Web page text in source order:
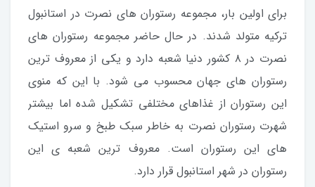
برای اولین بار، مجموعه رستوران های نصرت در استانبول
ترکیه متولد شدند. در حال حاضر مجموعه رستوران های
نصرت در ۸ کشور دنیا شعبه دارد و یکی از معروف ترین
رستوران های جهان محسوب می شود. با این که منوی
این رستوران از غذاهای مختلفی تشکیل شده اما بیشتر
شهرت رستوران نصرت به خاطر سبک طبخ و سرو استیک
های این رستوران است. معروف ترین شعبه ی این
رستوران در شهر استانبول قرار دارد.